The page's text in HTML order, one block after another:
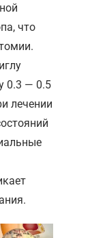
что
0.3 — 0.5
лечении